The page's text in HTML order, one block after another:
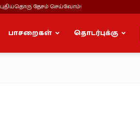
புதியதொரு தேசம் செய்வோம்!
பாசறைகள் தொடர்புக்கு